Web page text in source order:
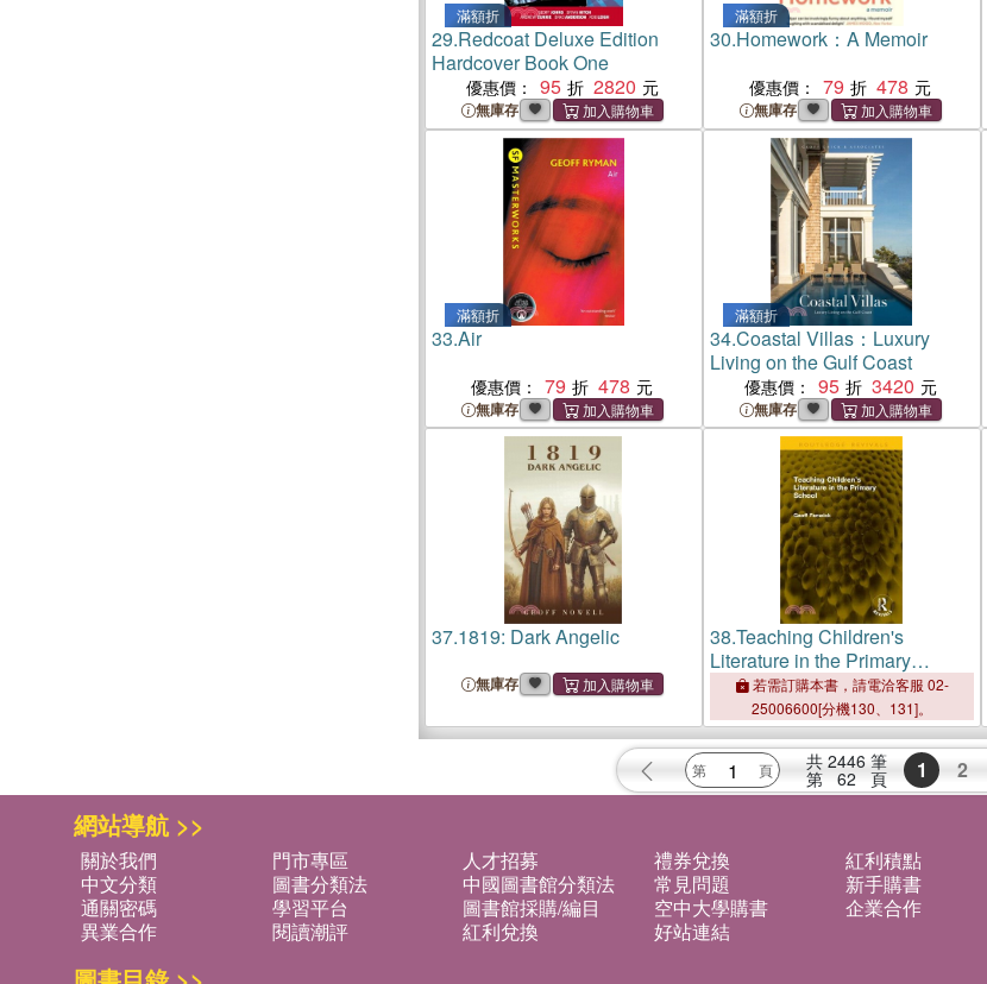
滿額折
29.Redcoat Deluxe Edition
Hardcover Book One
優惠價： 95 2820
無庫存
滿額折
30.Homework：A Memoir
優惠價： 79 478
無庫存
滿額折
33.Air
優惠價： 79 478
無庫存
滿額折
34.Coastal Villas：Luxury
Living on the Gulf Coast
優惠價： 95 3420
無庫存
37.1819: Dark Angelic
無庫存
38.Teaching Children's
Literature in the Primary
School若需訂購本書，請電洽客服 02-
25006600[分機130、131]。
共 2446 筆
第 62 頁 1 2
網站導航 >>
關於我們 門市專區 人才招募 禮券兌換
紅利積點
中文分類
圖書分類法 中國圖書館分類法 常見問題
新手購書
通關密碼
學習平台 圖書館採購/編目 空中大學購書
企業合作
異業合作
閱讀潮評 紅利兌換 好站連結